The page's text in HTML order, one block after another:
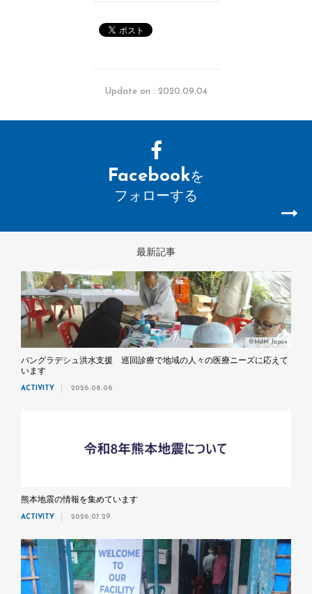
Update on : 2020.09.04
Facebookを
フォローする
最新記事
©MdM Japan
バングラデシュ洪水支援 巡回診療で地域の人々の医療ニーズに応えて
います
ACTIVITY 2026.08.06
熊本地震の情報を集めています
ACTIVITY 2026.07.29